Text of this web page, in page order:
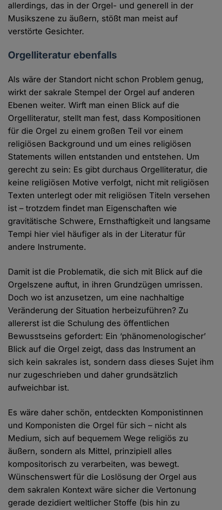
allerdings, das in der Orgel- und generell in der
Musikszene zu äußern, stößt man meist auf
verstörte Gesichter.
Orgelliteratur ebenfalls
Als wäre der Standort nicht schon Problem genug,
wirkt der sakrale Stempel der Orgel auf anderen
Ebenen weiter. Wirft man einen Blick auf die
Orgelliteratur, stellt man fest, dass Kompositionen
für die Orgel zu einem großen Teil vor einem
religiösen Background und um eines religiösen
Statements willen entstanden und entstehen. Um
gerecht zu sein: Es gibt durchaus Orgelliteratur, die
keine religiösen Motive verfolgt, nicht mit religiösen
Texten unterlegt oder mit religiösen Titeln versehen
ist – trotzdem findet man Eigenschaften wie
gravitätische Schwere, Ernsthaftigkeit und langsame
Tempi hier viel häufiger als in der Literatur für
andere Instrumente.
Damit ist die Problematik, die sich mit Blick auf die
Orgelszene auftut, in ihren Grundzügen umrissen.
Doch wo ist anzusetzen, um eine nachhaltige
Veränderung der Situation herbeizuführen? Zu
allererst ist die Schulung des öffentlichen
Bewusstseins gefordert: Ein ‘phänomenologischer’
Blick auf die Orgel zeigt, dass das Instrument an
sich kein sakrales ist, sondern dass dieses Sujet ihm
nur zugeschrieben und daher grundsätzlich
aufweichbar ist.
Es wäre daher schön, entdeckten Komponistinnen
und Komponisten die Orgel für sich – nicht als
Medium, sich auf bequemem Wege religiös zu
äußern, sondern als Mittel, prinzipiell alles
kompositorisch zu verarbeiten, was bewegt.
Wünschenswert für die Loslösung der Orgel aus
dem sakralen Kontext wäre sicher die Vertonung
gerade dezidiert weltlicher Stoffe (bis hin zu